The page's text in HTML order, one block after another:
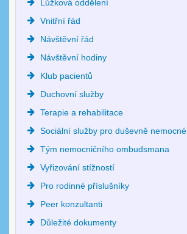
Lůžková oddělení
Vnitřní řád
Návštěvní řád
Návštěvní hodiny
Klub pacientů
Duchovní služby
Terapie a rehabilitace
Sociální služby pro duševně nemocné
Tým nemocničního ombudsmana
Vyřizování stížností
Pro rodinné příslušníky
Peer konzultanti
Důležité dokumenty